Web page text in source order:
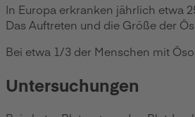
In Europa erkranken jährlich etwa
Das Auftreten und die Größe der
Bei etwa 1/3 der Menschen mit
Untersuchungen